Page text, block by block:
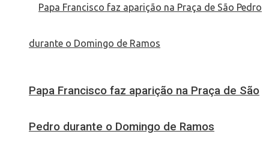
Papa Francisco faz aparição na Praça de São
Pedro durante o Domingo de Ramos